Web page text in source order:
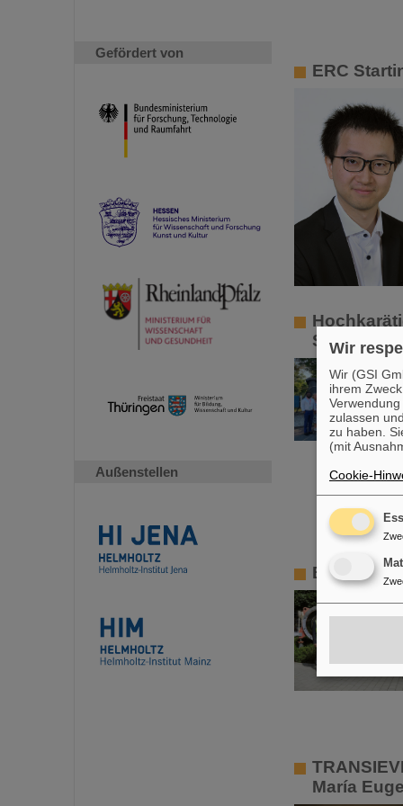
Gefördert von
Außenstellen
ERC
Summer
María
Wir
Wir (GSI
ihrem
zulassen
zu haben.
(mit
Cookie-